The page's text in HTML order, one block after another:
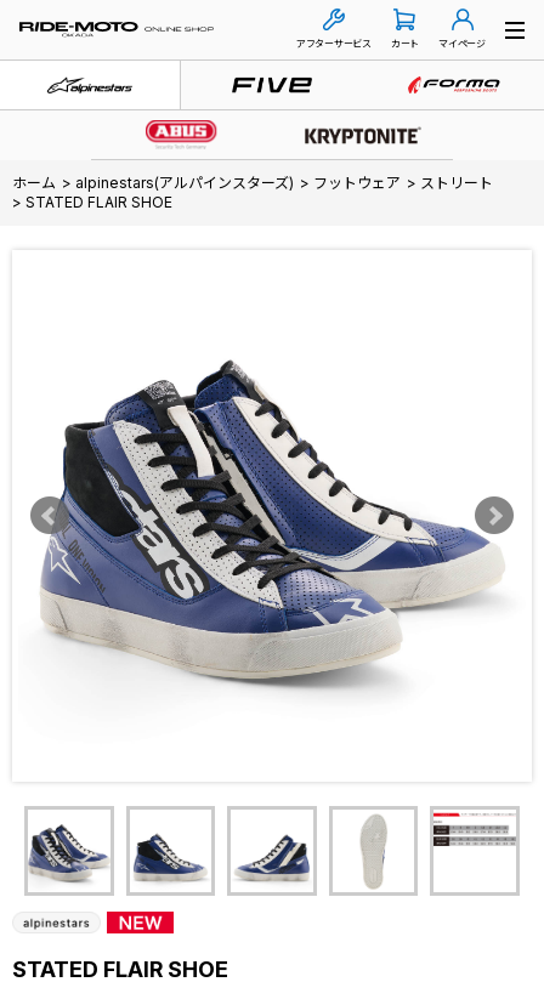
アフターサービス カート マイページ
ホーム > alpinestars(アルパインスターズ) > フットウェア > ストリート
> STATED FLAIR SHOE
STATED FLAIR SHOE